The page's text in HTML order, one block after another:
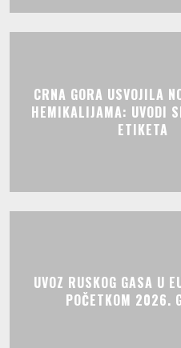
CRNA GORA USVOJILA
HEMIKALIJAMA: UVODI
ETIKETA
UVOZ RUSKOG GASA U
POČETKOM 2026.